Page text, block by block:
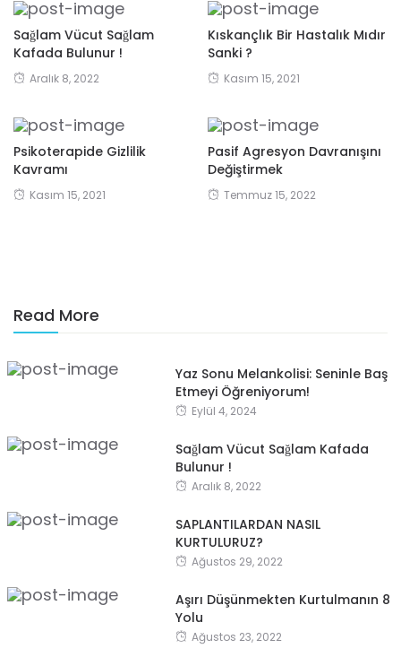
Sağlam Vücut Sağlam
Kafada Bulunur !
Aralık 8, 2022
Kıskançlık Bir Hastalık Mıdır
Sanki ?
Kasım 15, 2021
Psikoterapide Gizlilik
Kavramı
Kasım 15, 2021
Pasif Agresyon Davranışını
Değiştirmek
Temmuz 15, 2022
Read More
Yaz Sonu Melankolisi: Seninle Baş
Etmeyi Öğreniyorum!
Eylül 4, 2024
Sağlam Vücut Sağlam Kafada
Bulunur !
Aralık 8, 2022
SAPLANTILARDAN NASIL
KURTULURUZ?
Ağustos 29, 2022
Aşırı Düşünmekten Kurtulmanın 8
Yolu
Ağustos 23, 2022